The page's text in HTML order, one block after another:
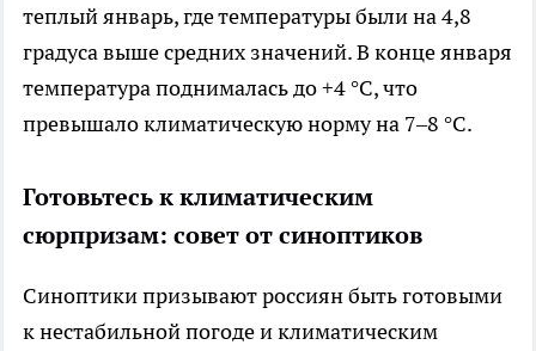
теплый январь, где температуры были на 4,8
градуса выше средних значений. В конце января
температура поднималась до +4 °C, что
превышало климатическую норму на 7–8 °C.
Готовьтесь к климатическим
сюрпризам: совет от синоптиков
Синоптики призывают россиян быть готовыми
к нестабильной погоде и климатическим